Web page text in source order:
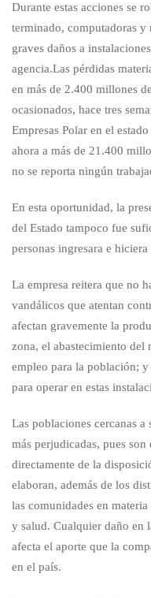
Durante estas acciones se
terminado, computadoras
graves daños a
agencia.Las pérdidas
en más de 2.400 millones
ocasionados, hace tres
Empresas Polar en el
ahora a más de 21.400
no se reporta ningún
En esta oportunidad, la
del Estado tampoco fue
personas ingresara e
La empresa reitera que no
vandálicos que atentan
afectan gravemente la
zona, el abastecimiento del
empleo para la población;
para operar en estas
Las poblaciones cercanas
más perjudicadas, pues
directamente de la
elaboran, además de los
las comunidades en
y salud. Cualquier daño en
afecta el aporte que la
en el país.